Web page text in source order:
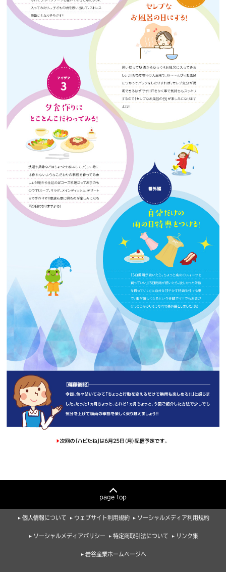
page top
個人情報について ウェブサイト利用規約 ソーシャルメディア利用規約
ソーシャルメディアポリシー 特定商取引法について リンク集
岩谷産業ホームページへ